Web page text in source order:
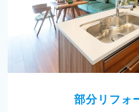
部分リフォ